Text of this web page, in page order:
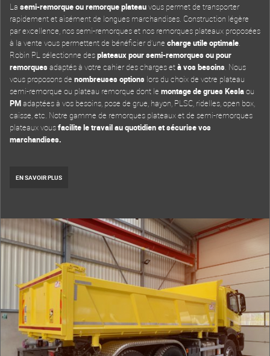
La semi-remorque ou remorque plateauvous permet de transporter
rapidement et aisément de longues marchandises. Construction légère
par excellence, nos semi-remorques et nos remorques plateaux proposées
à la vente vous permettent de bénéficier d’une charge utile optimale.
Robin PL sélectionne desplateaux pour semi-remorques ou pour
remorquesadaptés à votre cahier des charges età vos besoins. Nous
vous proposons de nombreuses options lors du choix de votre plateau
semi-remorque ou plateau remorque dont le montage de grues Keslaou
PMadaptées à vos besoins, pose de grue, hayon, PLSC, ridelles, open box,
caisse, etc. Notre gamme de remorques plateaux et de semi-remorques
plateaux vousfacilite le travail au quotidien et sécurise vos
marchandises.
EN SAVOIR PLUS